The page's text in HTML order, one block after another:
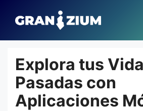
para
conteúdo
Explora tus
Pasadas con
Aplicaciones